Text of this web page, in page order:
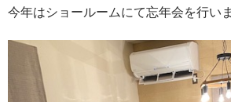
今年はショールームにて忘年会を行いま